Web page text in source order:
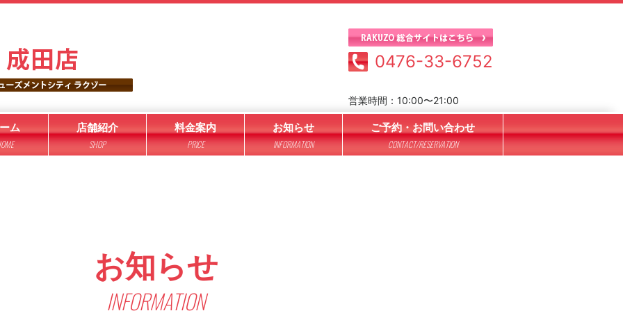
0476-33-6752
営業時間：10:00〜21:00
ム 店舗紹介
SHOP
料金案内
PRICE
お知らせ
INFORMATION
ご予約・お問い合わせ
CONTACT/RESERVATION
お知らせ
INFORMATION